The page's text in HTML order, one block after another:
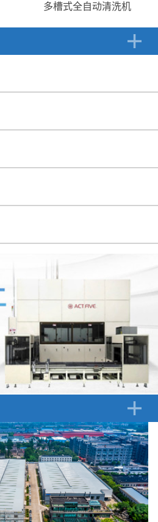
多槽式全自动清洗机